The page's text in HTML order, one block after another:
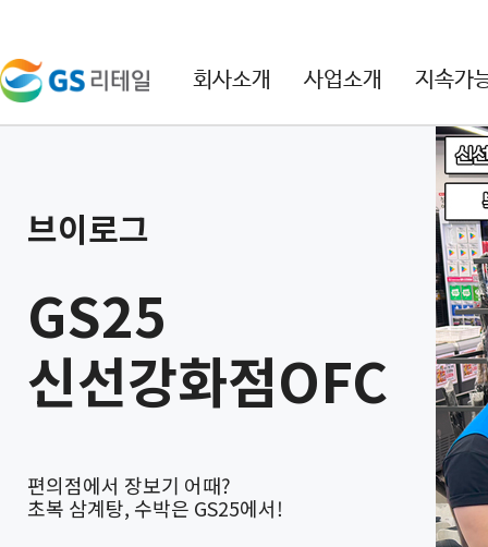
회사소개 사업소개 지속가
브이로그
GS25
신선강화점OFC
편의점에서 장보기 어때?
초복 삼계탕, 수박은 GS25에서!